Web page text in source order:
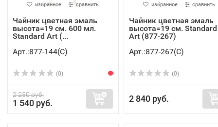
избранное сравнить
Чайник цветная эмаль
высота=19 см. 600 мл.
Standard Art (...
Арт.:877-144(C)
(0)
2 250 руб.
1 540 руб.
избранное сравнить
Чайник цветная эмаль
высота=19 см. Standard
Art (877-267)
Арт.:877-267(C)
(0)
2 840 руб.